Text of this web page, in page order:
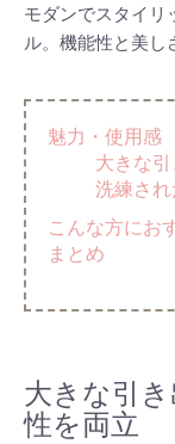
モダンでスタイリ
ル。機能性と美し
魅力・使用感
大きな
洗練さ
こんな方にお
まとめ
大きな引
性を両立